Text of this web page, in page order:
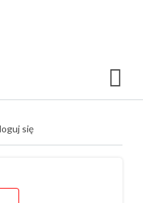
się